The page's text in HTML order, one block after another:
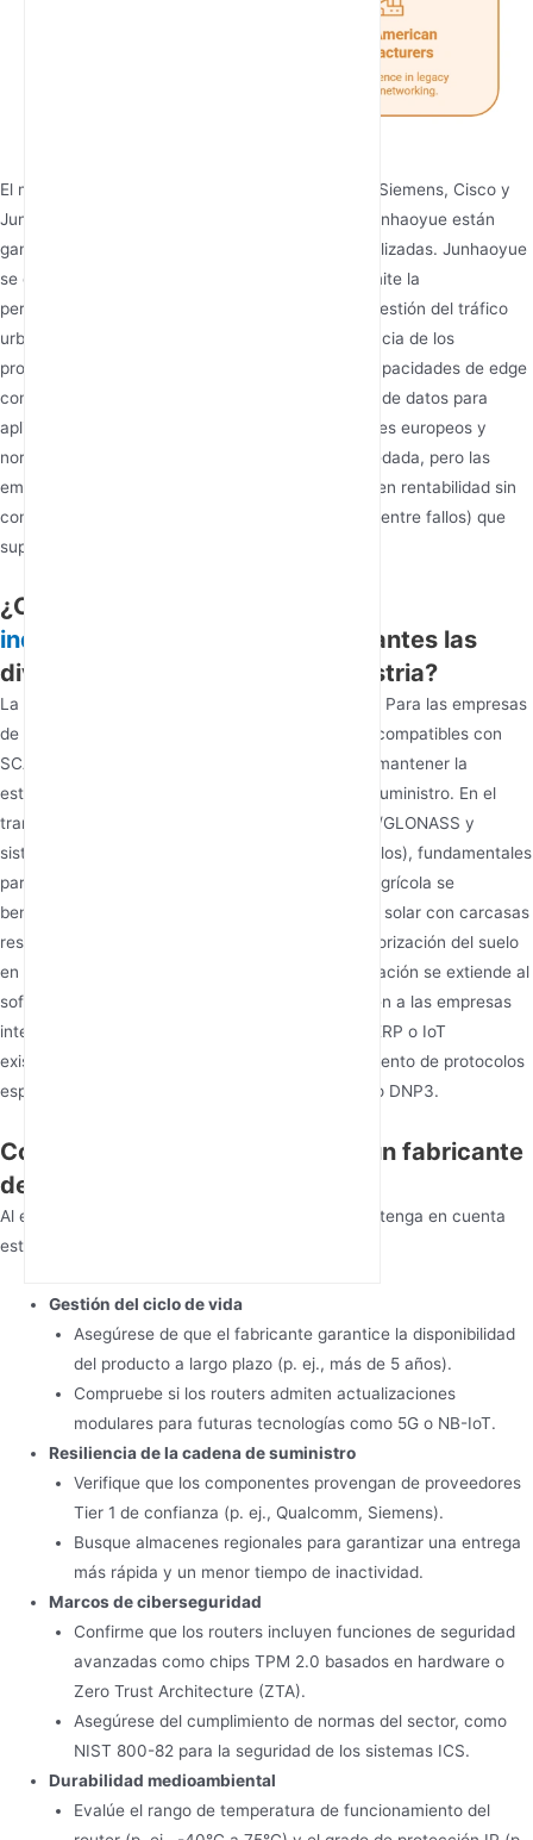
El mercado global cuenta con innovadores como Siemens, Cisco y
Juniper Networks, pero actores de nicho como Junhaoyue están
ganando terreno gracias a soluciones IoT especializadas. Junhaoyue
se destaca por su arquitectura modular, que permite la
personalización para sectores que van desde la gestión del tráfico
urbano hasta la agricultura de precisión. A diferencia de los
proveedores genéricos, sus routers incorporan capacidades de edge
computing, lo que permite el procesamiento local de datos para
aplicaciones sensibles a la latencia. Los fabricantes europeos y
norteamericanos dominan en infraestructura heredada, pero las
empresas asiáticas como Junhaoyue sobresalen en rentabilidad sin
comprometer los índices de MTBF (tiempo medio entre fallos) que
superan las 100 000 horas.
¿Cómo
industriales
satisfacen los fabricantes las
diversas necesidades de la industria?
La adaptabilidad define a los mejores fabricantes. Para las empresas
de servicios públicos, Junhaoyue integra routers compatibles con
SCADA con redes de malla autorreparables para mantener la
estabilidad de la red eléctrica durante cortes de suministro. En el
transporte, sus routers admiten seguimiento GPS/GLONASS y
sistemas AVL (Localización Automática de Vehículos), fundamentales
para la gestión de flotas. Los clientes del sector agrícola se
benefician de routers 4G alimentados por energía solar con carcasas
resistentes a la humedad, lo que permite la monitorización del suelo
en tiempo real en campos remotos. La personalización se extiende al
software: las plataformas basadas en API permiten a las empresas
integrar los datos de los routers en ecosistemas ERP o IoT
existentes. Esta versatilidad garantiza el cumplimiento de protocolos
específicos del sector como Modbus, PROFINET o DNP3.
Consideraciones clave al elegir un fabricante
de routers 4G industriales
Al elegir un fabricante de routers 4G industriales, tenga en cuenta
estos factores críticos:
Gestión del ciclo de vida
Asegúrese de que el fabricante garantice la disponibilidad
del producto a largo plazo (p. ej., más de 5 años).
Compruebe si los routers admiten actualizaciones
modulares para futuras tecnologías como 5G o NB-IoT.
Resiliencia de la cadena de suministro
Verifique que los componentes provengan de proveedores
Tier 1 de confianza (p. ej., Qualcomm, Siemens).
Busque almacenes regionales para garantizar una entrega
más rápida y un menor tiempo de inactividad.
Marcos de ciberseguridad
Confirme que los routers incluyen funciones de seguridad
avanzadas como chips TPM 2.0 basados en hardware o
Zero Trust Architecture (ZTA).
Asegúrese del cumplimiento de normas del sector, como
NIST 800-82 para la seguridad de los sistemas ICS.
Durabilidad medioambiental
Evalúe el rango de temperatura de funcionamiento del